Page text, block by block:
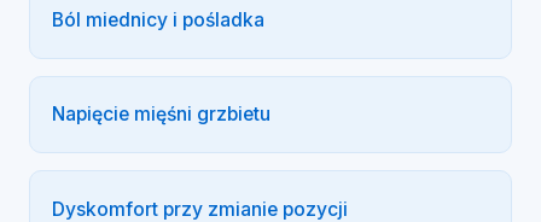
Ból miednicy i pośladka
Napięcie mięśni grzbietu
Dyskomfort przy zmianie pozycji